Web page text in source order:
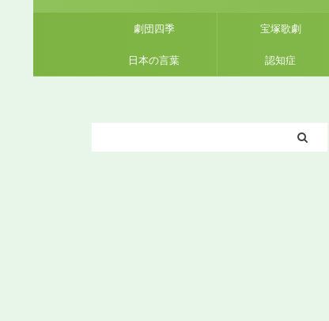
劇団四季 宝塚歌劇
日本の言葉 認知症